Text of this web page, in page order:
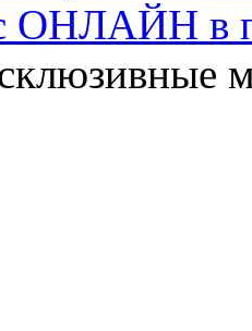
ОНЛАЙН в